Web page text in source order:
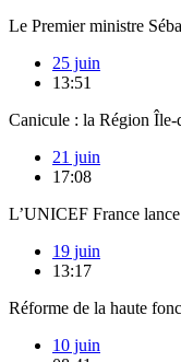
Le Premier ministre
25 juin
13:51
Canicule : la Région
21 juin
17:08
L’UNICEF France
19 juin
13:17
Réforme de la haute
10 juin